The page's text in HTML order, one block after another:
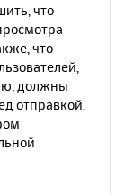
что
что
должны
отправкой.